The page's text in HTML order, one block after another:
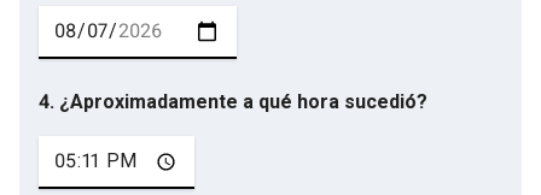
4. ¿Aproximadamente a qué hora sucedió?